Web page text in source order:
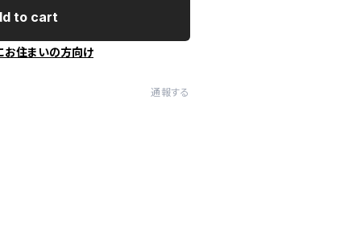
to cart
お住まいの方向け
通報する